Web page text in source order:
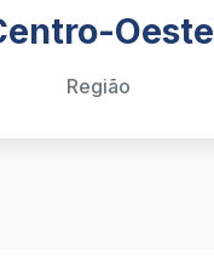
Oeste
Região